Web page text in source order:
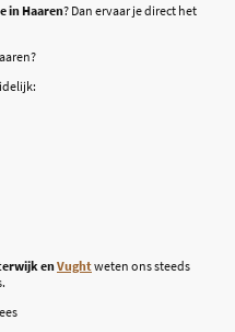
in Haaren? Dan ervaar je direct het
enVughtweten ons steeds